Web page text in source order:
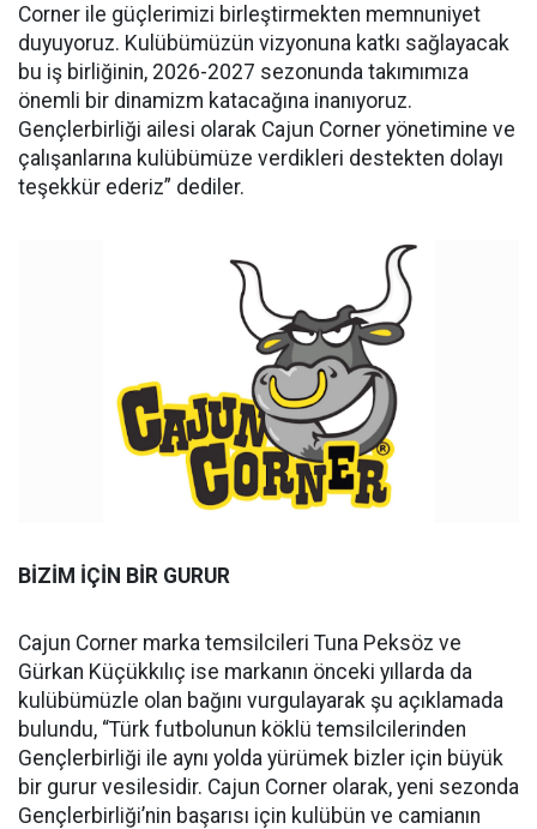
Corner ile güçlerimizi birleştirmekten memnuniyet
duyuyoruz. Kulübümüzün vizyonuna katkı sağlayacak
bu iş birliğinin, 2026-2027 sezonunda takımımıza
önemli bir dinamizm katacağına inanıyoruz.
Gençlerbirliği ailesi olarak Cajun Corner yönetimine ve
çalışanlarına kulübümüze verdikleri destekten dolayı
teşekkür ederiz” dediler.
BİZİM İÇİN BİR GURUR
Cajun Corner marka temsilcileri Tuna Peksöz ve
Gürkan Küçükkılıç ise markanın önceki yıllarda da
kulübümüzle olan bağını vurgulayarak şu açıklamada
bulundu, “Türk futbolunun köklü temsilcilerinden
Gençlerbirliği ile aynı yolda yürümek bizler için büyük
bir gurur vesilesidir. Cajun Corner olarak, yeni sezonda
Gençlerbirliği’nin başarısı için kulübün ve camianın